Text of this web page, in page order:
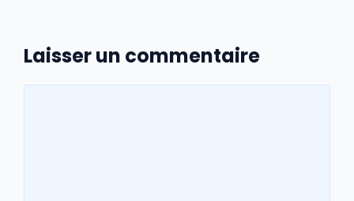
Laisser un commentaire